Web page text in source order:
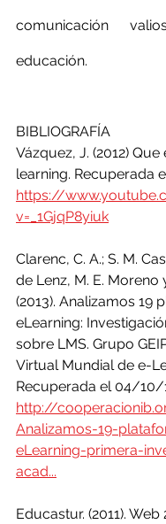
comunicación
educación.
BIBLIOGRAFÍA
Vázquez, J. (2012) Que
learning. Recuperada
https://
v=_1GjqP8yiuk
Clarenc, C. A.; S. M.
de Lenz, M. E. Moreno
(2013). Analizamos 19
eLearning:
sobre LMS. Grupo
Virtual Mundial de e-
Recuperada el 04/10/
http://
Analizamos-19-
eLearning-primera-
acad...
Educastur. (2011). Web